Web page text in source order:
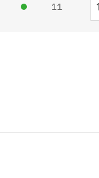
11